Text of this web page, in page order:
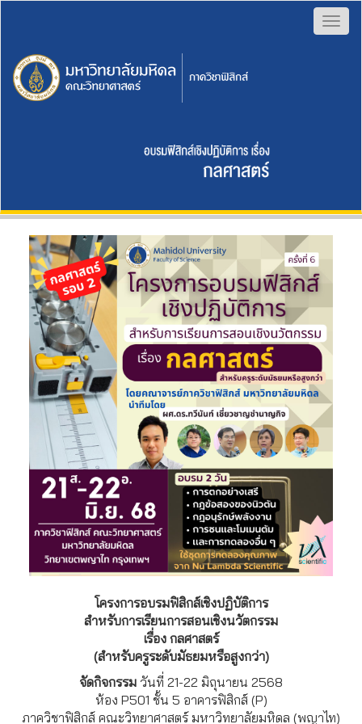
โครงการอบรมฟิสิกส์เชิงปฏิบัติการ
สำหรับการเรียนการสอนเชิงนวัตกรรม
เรื่อง กลศาสตร์
(สำหรับครูระดับมัธยมหรือสูงกว่า)
จัดกิจกรรม วันที่ 21-22 มิถุนายน 2568
ห้อง P501 ชั้น 5 อาคารฟิสิกส์ (P)
ภาควิชาฟิสิกส์ คณะวิทยาศาสตร์ มหาวิทยาลัยมหิดล (พญาไท)